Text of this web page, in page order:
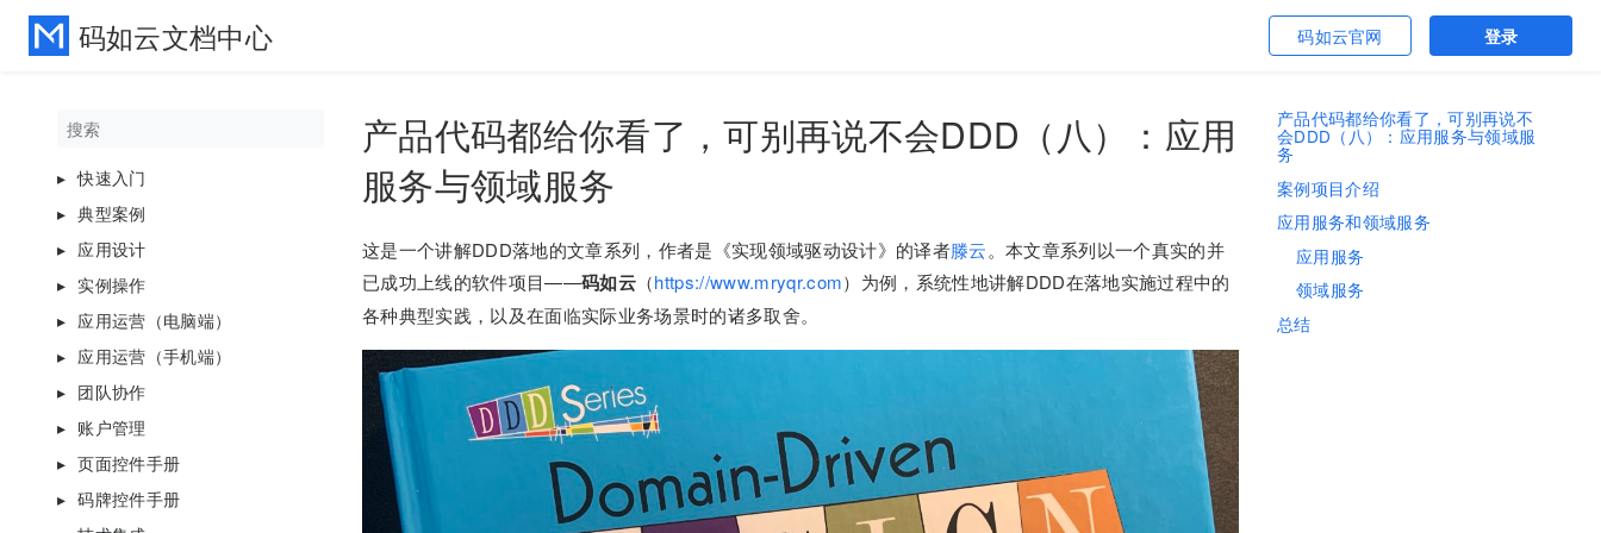
码如云文档中心 码如云官网 登录
快速入门
典型案例
应用设计
实例操作
应用运营（电脑端）
应用运营（手机端）
团队协作
账户管理
页面控件手册
码牌控件手册
产品代码都给你看了，可别再说不会DDD（八）：应用
服务与领域服务
这是一个讲解DDD落地的文章系列，作者是《实现领域驱动设计》的译者滕云。本文章系列以一个真实的并
已成功上线的软件项目——码如云（https://www.mryqr.com）为例，系统性地讲解DDD在落地实施过程中的
各种典型实践，以及在面临实际业务场景时的诸多取舍。
产品代码都给你看了，可别再说不
会DDD（八）：应用服务与领域服
务
案例项目介绍
应用服务和领域服务
应用服务
领域服务
总结